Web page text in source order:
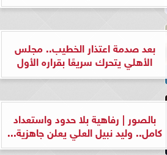
بعد صدمة اعتذار الخطيب.. مجلس
الأهلي يتحرك سريعًا بقراره الأول
بالصور | رفاهية بلا حدود واستعداد
كامل.. وليد نبيل العلي يعلن جاهزية...